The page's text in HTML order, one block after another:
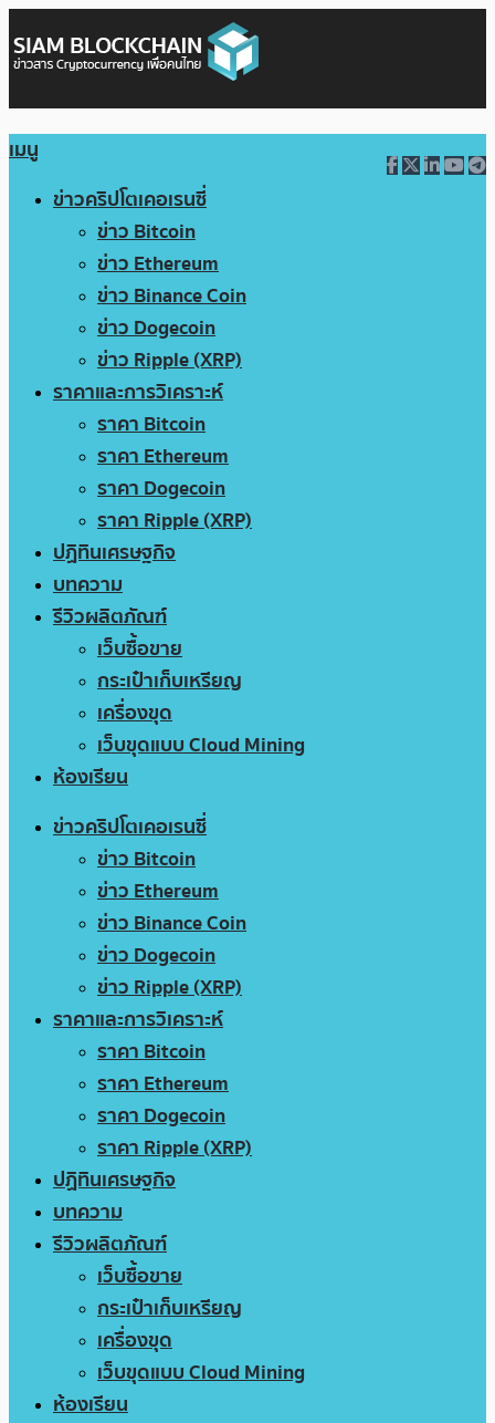
เมนู
ข่าวคริปโตเคอเรนซี่
ข่าว Bitcoin
ข่าว Ethereum
ข่าว Binance Coin
ข่าว Dogecoin
ข่าว Ripple (XRP)
ราคาและการวิเคราะห์
ราคา Bitcoin
ราคา Ethereum
ราคา Dogecoin
ราคา Ripple (XRP)
ปฏิทินเศรษฐกิจ
บทความ
รีวิวผลิตภัณฑ์
เว็บซื้อขาย
กระเป๋าเก็บเหรียญ
เครื่องขุด
เว็บขุดแบบ Cloud Mining
ห้องเรียน
ข่าวคริปโตเคอเรนซี่
ข่าว Bitcoin
ข่าว Ethereum
ข่าว Binance Coin
ข่าว Dogecoin
ข่าว Ripple (XRP)
ราคาและการวิเคราะห์
ราคา Bitcoin
ราคา Ethereum
ราคา Dogecoin
ราคา Ripple (XRP)
ปฏิทินเศรษฐกิจ
บทความ
รีวิวผลิตภัณฑ์
เว็บซื้อขาย
กระเป๋าเก็บเหรียญ
เครื่องขุด
เว็บขุดแบบ Cloud Mining
ห้องเรียน